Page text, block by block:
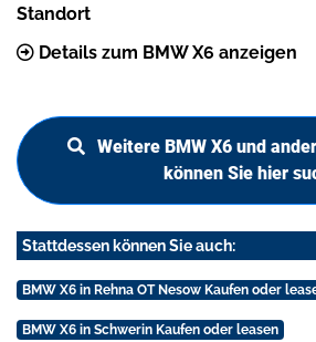
Standort
Details zum BMW X6 anzeigen
Weitere BMW X6 und
können Sie hier
Stattdessen können Sie auch:
BMW X6 in Rehna OT Nesow Kaufen oder
BMW X6 in Schwerin Kaufen oder leasen